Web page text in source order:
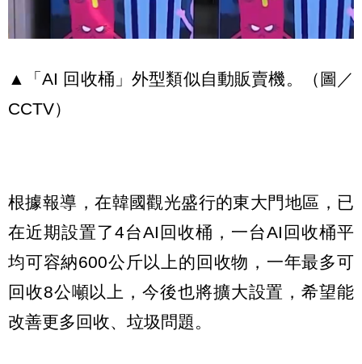
▲「AI 回收桶」外型類似自動販賣機。（圖／
CCTV）
根據報導，在韓國觀光盛行的東大門地區，已
在近期設置了4台AI回收桶，一台AI回收桶平
均可容納600公斤以上的回收物，一年最多可
回收8公噸以上，今後也將擴大設置，希望能
改善更多回收、垃圾問題。